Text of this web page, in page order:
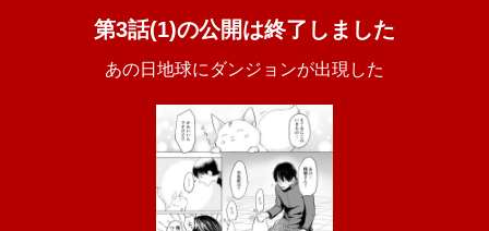
第3話(1)の公開は終了しました
あの日地球にダンジョンが出現した